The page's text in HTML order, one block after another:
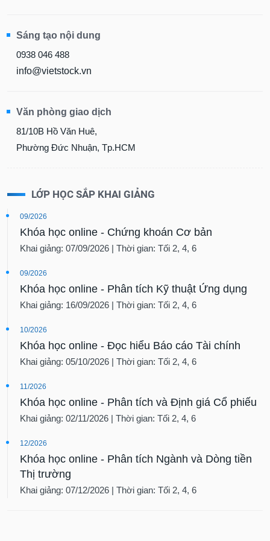
Sáng tạo nội dung
0938 046 488
info@vietstock.vn
Văn phòng giao dịch
81/10B Hồ Văn Huê,
Phường Đức Nhuận, Tp.HCM
LỚP HỌC SẮP KHAI GIẢNG
09/2026
Khóa học online - Chứng khoán Cơ bản
Khai giảng: 07/09/2026 | Thời gian: Tối 2, 4, 6
09/2026
Khóa học online - Phân tích Kỹ thuật Ứng dụng
Khai giảng: 16/09/2026 | Thời gian: Tối 2, 4, 6
10/2026
Khóa học online - Đọc hiểu Báo cáo Tài chính
Khai giảng: 05/10/2026 | Thời gian: Tối 2, 4, 6
11/2026
Khóa học online - Phân tích và Định giá Cổ phiếu
Khai giảng: 02/11/2026 | Thời gian: Tối 2, 4, 6
12/2026
Khóa học online - Phân tích Ngành và Dòng tiền
Thị trường
Khai giảng: 07/12/2026 | Thời gian: Tối 2, 4, 6